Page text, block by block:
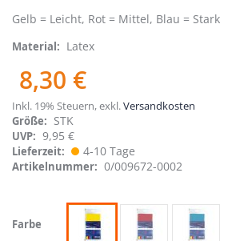
Gelb = Leicht, Rot = Mittel, Blau = Stark
Material Latex
8,30 €
Inkl. 19% Steuern,exkl. Versandkosten
Größe
STK
UVP: 9,95 €
Lieferzeit 4-10 Tage
Artikelnummer 0/009672-0002
Farbe